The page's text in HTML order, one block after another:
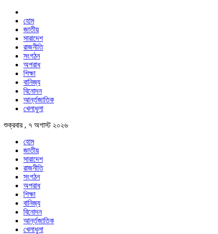
হোম
জাতীয়
সারাদেশ
রাজনীতি
সংগঠন
অপরাধ
শিক্ষা
বানিজ্য
বিনোদন
আর্ন্তজাতিক
খেলাধুলা
শুক্রবার , ৭ অগাস্ট ২০২৬
হোম
জাতীয়
সারাদেশ
রাজনীতি
সংগঠন
অপরাধ
শিক্ষা
বানিজ্য
বিনোদন
আর্ন্তজাতিক
খেলাধুলা